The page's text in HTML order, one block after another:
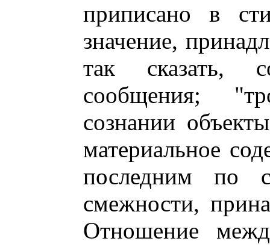
приписано в
значение,
так сказать,
сообщения;
сознании
материальное
последним по
смежности,
Отношение